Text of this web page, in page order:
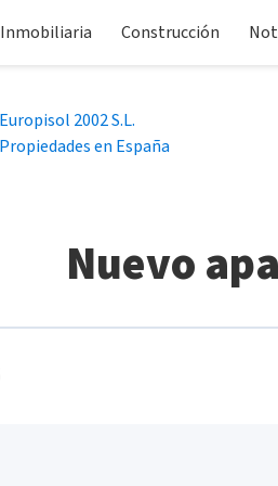
Inmobiliaria Construcción
Europisol 2002 S.L.
Propiedades en España
Nuevo